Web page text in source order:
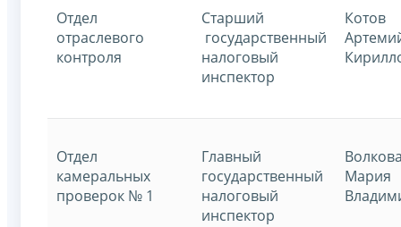
Отдел
отраслевого
контроля
Старший
государственный
налоговый
инспектор
Котов
Отдел
камеральных
проверок № 1
Главный
государственный
налоговый
инспектор
Мария